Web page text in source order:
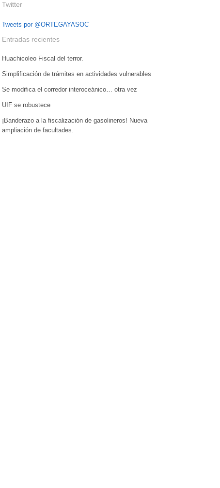
Twitter
Tweets por @ORTEGAYASOC
Entradas recientes
Huachicoleo Fiscal del terror.
Simplificación de trámites en actividades vulnerables
Se modifica el corredor interoceánico… otra vez
UIF se robustece
¡Banderazo a la fiscalización de gasolineros! Nueva
ampliación de facultades.